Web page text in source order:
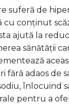
suferă de
cu conținut
ajută la
sănătății
fără adaos de
înlocuind
pentru a